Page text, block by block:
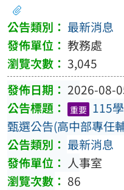
最新消息
教務處
3,045
2026-08-
重要 115
甄選公告(高中部專任
最新消息
人事室
86